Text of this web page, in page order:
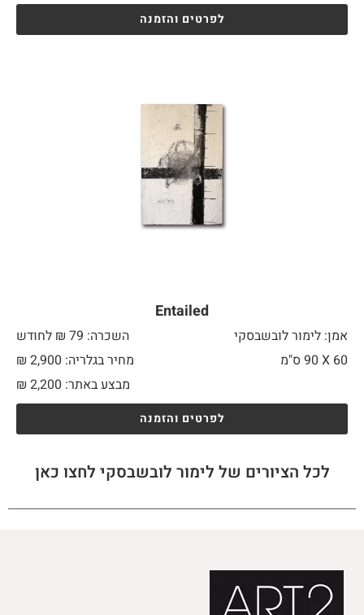
לפרטים והזמנה
Entailed
אמן: לימור לובשבסקי
השכרה: 79 ₪ לחודש
60 X
מחיר בגלריה: 2,900 ₪
מבצע באתר:
₪ 2,200
לפרטים והזמנה
לכל הציורים של לימור לובשבסקי לחצו כאן